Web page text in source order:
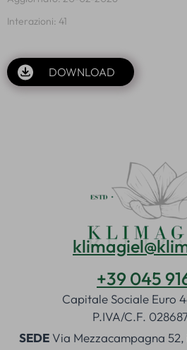
Interazioni: 41
DOWNLOAD
+39 045
Capitale Sociale Euro
P.IVA/C.F.
SEDEVia Mezzacampagna 52,